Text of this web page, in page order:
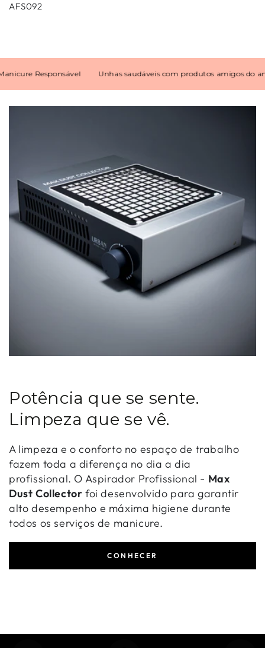
AFS092
Responsável Unhas saudáveis com produtos amigos do
Potência que se sente.
Limpeza que se vê.
A limpeza e o conforto no espaço de trabalho
fazem toda a diferença no dia a dia
profissional. O Aspirador Profissional - Max
Dust Collector foi desenvolvido para garantir
alto desempenho e máxima higiene durante
todos os serviços de manicure.
CONHECER